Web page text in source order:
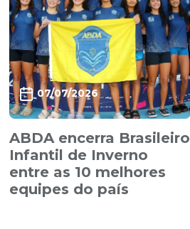
07/07/2026
ABDA encerra Brasileiro
Infantil de Inverno
entre as 10 melhores
equipes do país